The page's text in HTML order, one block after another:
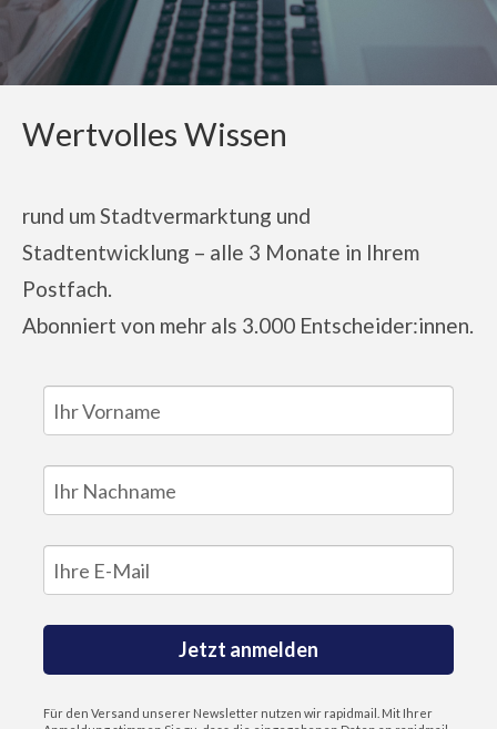
Wertvolles Wissen
rund um Stadtvermarktung und
Stadtentwicklung – alle 3 Monate in Ihrem
Postfach.
Abonniert von mehr als 3.000 Entscheider:innen.
Jetzt anmelden
Für den Versand unserer Newsletter nutzen wir rapidmail. Mit Ihrer